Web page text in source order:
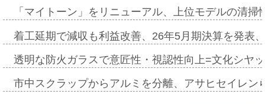
「マイトーン」をリニューアル、上位モデルの清
着工延期で減収も利益改善、26年5月期決算を発表
透明な防火ガラスで意匠性・視認性向上=文化シヤ
市中スクラップからアルミを分離、アサヒセイレ